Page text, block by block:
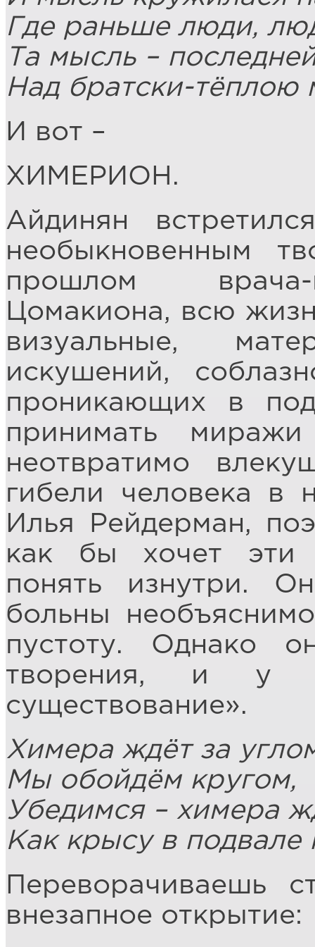
Где раньше люди,
Та мысль –
Над братски-тёплою
И вот –
ХИМЕРИОН.
Айдинян
необыкновенным
прошлом врача-
Цомакиона, всю
визуальные,
искушений,
проникающих в
принимать
неотвратимо
гибели человека в
Илья Рейдерман,
как бы хочет эти
понять изнутри.
больны
пустоту. Однако
творения, и у
существование».
Химера ждёт за
Мы обойдём кругом,
Убедимся – химера
Как крысу в подвале
Переворачиваешь
внезапное открытие: